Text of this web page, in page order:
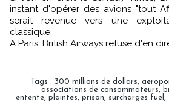
instant d'opérer des avions "tout
serait revenue vers une
classique.
A Paris, British Airways refuse d'en
Tags : 300 millions de dollars,
associations de consommateurs,
entente, plaintes, prison, surcharges fuel ,